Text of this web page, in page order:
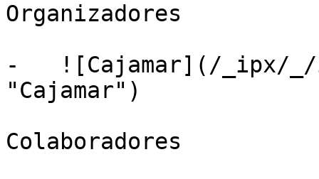
Organizadores
-   ![Cajamar](/_ipx/_/
"Cajamar")
Colaboradores